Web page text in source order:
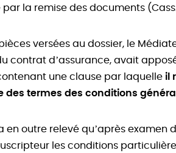
la remise des documents (Cass.
versées au dossier, le
contrat d’assurance, avait
une clause par laquelle il
des termes des conditions
en outre relevé qu’après examen
les conditions